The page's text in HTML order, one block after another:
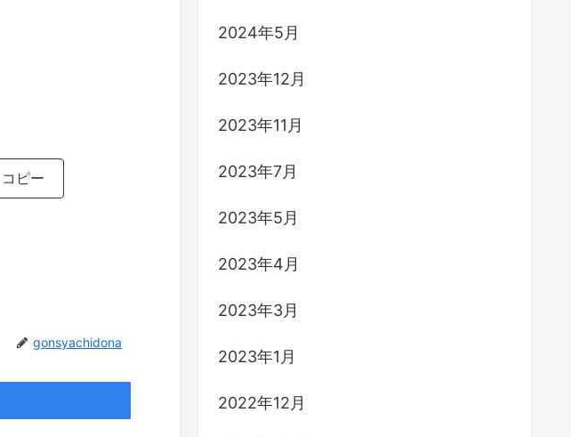
コピー
gonsyachidona
2024年5月
2023年12月
2023年11月
2023年7月
2023年5月
2023年4月
2023年3月
2023年1月
2022年12月